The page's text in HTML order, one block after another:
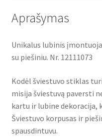
Aprašymas
Unikalus lubinis
su piešiniu. Nr. 12111073
Kodėl šviestuvo stiklas
misija šviestuvą paversti
kartu ir lubine dekoracija,
Šviestuvo korpusas ir
spausdintuvu.